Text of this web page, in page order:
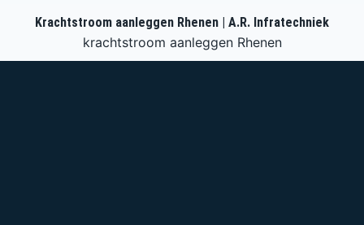
Krachtstroom aanleggen Rhenen | A.R. Infratechniek
krachtstroom aanleggen Rhenen